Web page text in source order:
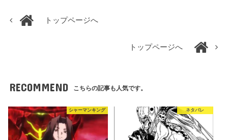
トップページへ
トップページへ
RECOMMEND こちらの記事も人気です。
シャーマンキング ネタバレ